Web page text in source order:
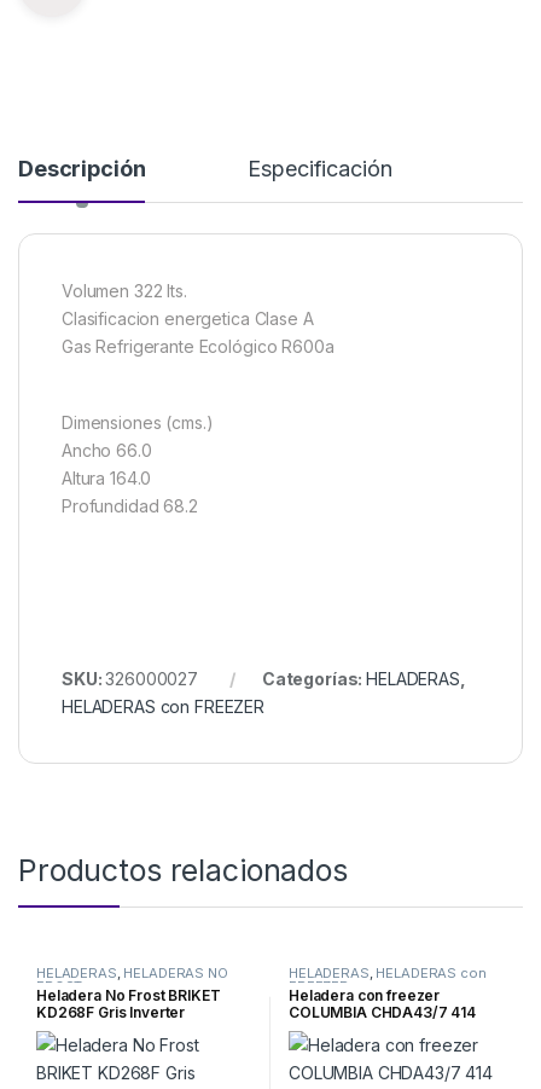
Descripción Especificación
Volumen 322 lts.
Clasificacion energetica Clase A
Gas Refrigerante Ecológico R600a
Dimensiones (cms.)
Ancho 66.0
Altura 164.0
Profundidad 68.2
SKU:326000027 Categorías:HELADERAS
HELADERAS con FREEZER
Productos relacionados
HELADERAS, HELADERAS NO
FROST
Heladera No Frost BRIKET
KD268F Gris Inverter
HELADERAS, HELADERAS con
FREEZER
Heladera con freezer
COLUMBIA CHDA43/7 414
LTS Acero Inoxidable